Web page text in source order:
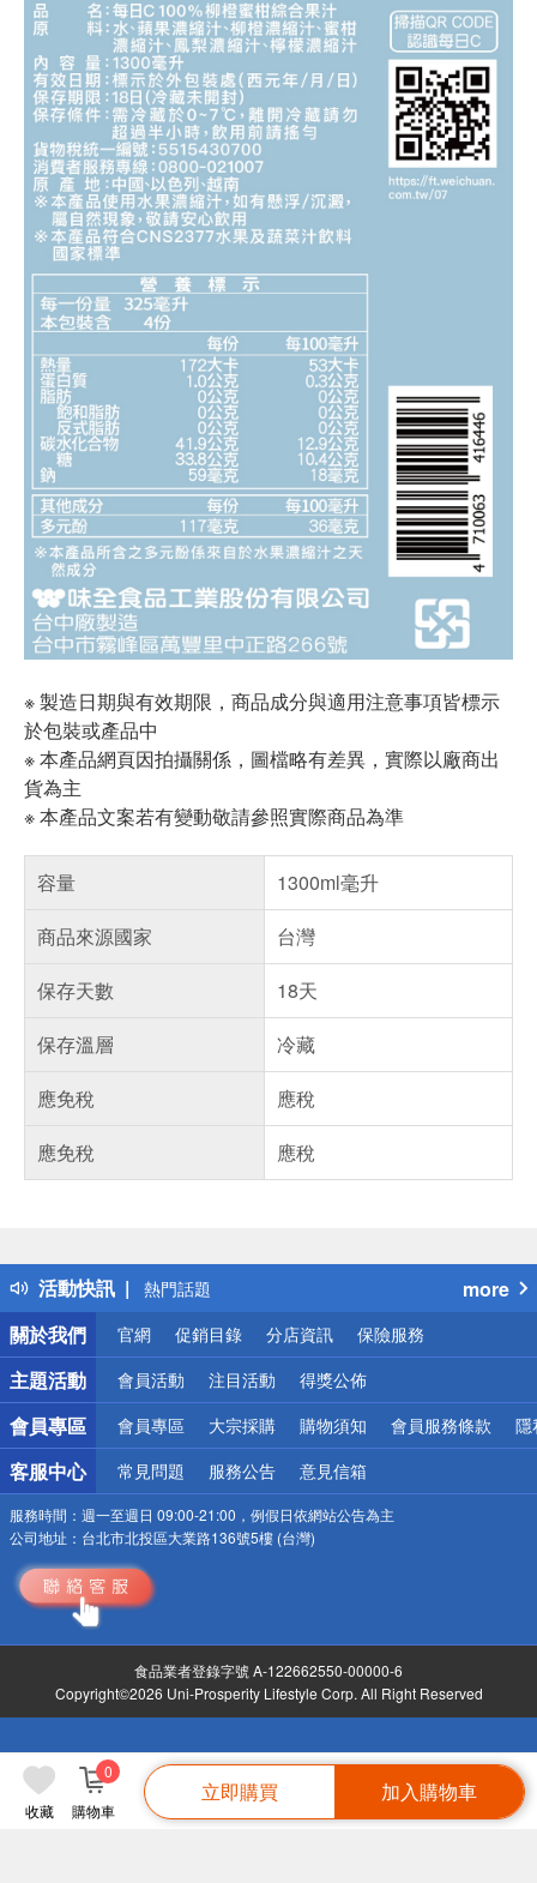
收藏 購物車
0
立即購買 加入購物車
※ 製造日期與有效期限，商品成分與適用注意事項皆標示
於包裝或產品中
※ 本產品網頁因拍攝關係，圖檔略有差異，實際以廠商出
貨為主
※ 本產品文案若有變動敬請參照實際商品為準
容量
1300ml毫升
商品來源國家
台灣
保存天數
18天
保存溫層
冷藏
應免稅
應稅
應免稅
應稅
活動快訊
得獎公告
熱門話題
銀行優惠
偏遠地區配送
詐騙網頁！請小心！
more
關於我們
官網 促銷目錄 分店資訊 保險服務
主題活動 會員活動 注目活動 得獎公佈
會員專區 會員專區 大宗採購 購物須知 會員服務條款 隱
客服中心 常見問題 服務公告 意見信箱
服務時間： 週一至週日 09:00-21:00，例假日依網站公告為主
公司地址： 台北市北投區大業路136號5樓 (台灣)
食品業者登錄字號 A-122662550-00000-6
Copyright©2026 Uni-Prosperity Lifestyle Corp. All Right Reserved